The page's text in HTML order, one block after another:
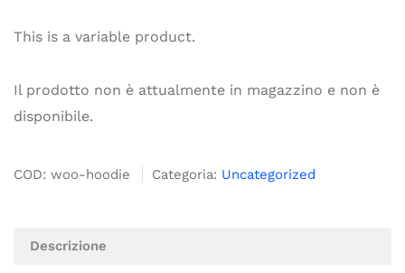
This is a variable product.
Il prodotto non è attualmente in magazzino e non è
disponibile.
COD: woo-hoodie Categoria: Uncategorized
Descrizione